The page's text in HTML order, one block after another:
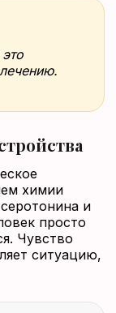
химии
и
просто
Чувство
ситуацию,